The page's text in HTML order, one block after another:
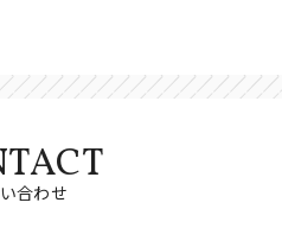
合わせ